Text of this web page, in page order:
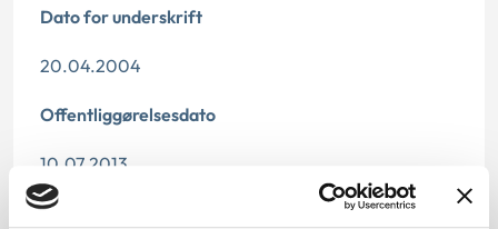
Dato for underskrift
20.04.2004
Offentliggørelsesdato
10.07.2013
Denne principafgørelse er kasseret den 19. juni 2019,